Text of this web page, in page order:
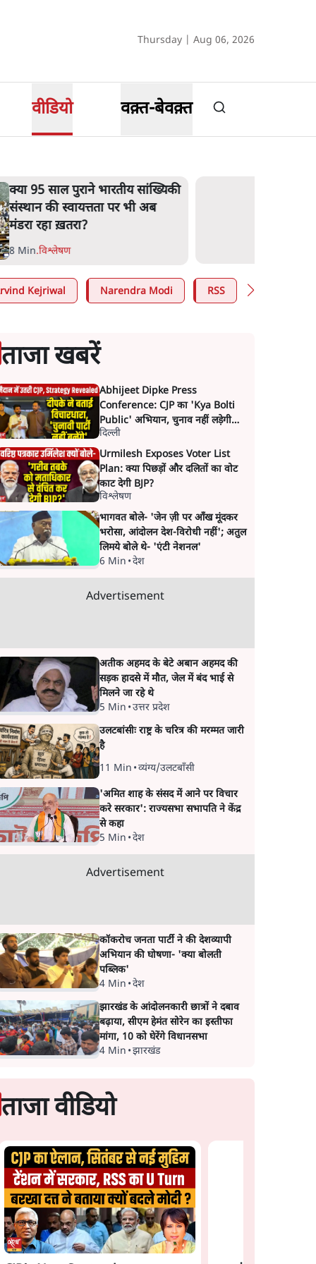
Thursday | Aug 06, 2026
वीडियो वक़्त-बेवक़्त
क्या 95 साल पुराने भारतीय सांख्यिकी
संस्थान की स्वायत्तता पर भी अब
मंडरा रहा ख़तरा?
8 Min.विश्लेषण
Kejriwal Narendra Modi RSS
ताजा खबरें
Abhijeet Dipke Press
Conference: CJP का 'Kya Bolti
Public' अभियान, चुनाव नहीं लड़ेगी
CJP!
दिल्ली
Urmilesh Exposes Voter List
Plan: क्या पिछड़ों और दलितों का वोट
काट देगी BJP?
विश्लेषण
भागवत बोले- 'जेन ज़ी पर आँख मूंदकर
भरोसा, आंदोलन देश-विरोधी नहीं'; अतुल
लिमये बोले थे- 'एंटी नेशनल'
6 Min •देश
Advertisement
अतीक अहमद के बेटे अबान अहमद की
सड़क हादसे में मौत, जेल में बंद भाई से
मिलने जा रहे थे
5 Min •उत्तर प्रदेश
उलटबांसीः राष्ट्र के चरित्र की मरम्मत जारी
है
11 Min •व्यंग्य/उलटबाँसी
'अमित शाह के संसद में आने पर विचार
करे सरकार': राज्यसभा सभापति ने केंद्र
से कहा
5 Min •देश
Advertisement
कॉकरोच जनता पार्टी ने की देशव्यापी
अभियान की घोषणा- 'क्या बोलती
पब्लिक'
4 Min •देश
झारखंड के आंदोलनकारी छात्रों ने दबाव
बढ़ाया, सीएम हेमंत सोरेन का इस्तीफा
मांगा, 10 को घेरेंगे विधानसभा
4 Min •झारखंड
ताजा वीडियो